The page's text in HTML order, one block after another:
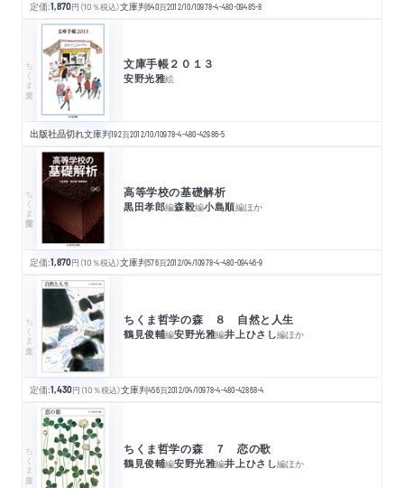
定価:1,870円 （10％税込）文庫判640頁2012/10/10978-4-480-09485-8
ちくま文庫 文庫手帳２０１３
安野光雅絵
出版社品切れ文庫判192頁2012/10/10978-4-480-42986-5
ちくま学芸文庫 高等学校の基礎解析
黒田孝郎編森毅編小島順編ほか
定価:1,870円 （10％税込）文庫判576頁2012/04/10978-4-480-09446-9
ちくま文庫 ちくま哲学の森 ８ 自然と人生
鶴見俊輔編安野光雅編井上ひさし編ほか
定価:1,430円 （10％税込）文庫判456頁2012/04/10978-4-480-42868-4
ちくま文庫 ちくま哲学の森 ７ 恋の歌
鶴見俊輔編安野光雅編井上ひさし編ほか